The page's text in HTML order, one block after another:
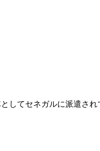
してセネガルに派遣さ